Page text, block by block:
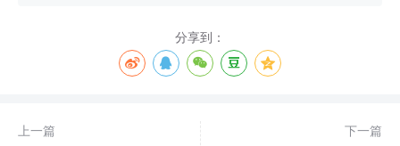
分享到：
上一篇
下一篇